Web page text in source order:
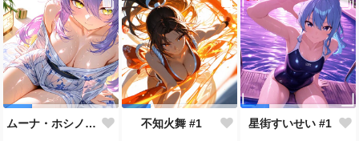
ムーナ・ホシノヴァ #1 不知火舞 #1 星街すいせい #1